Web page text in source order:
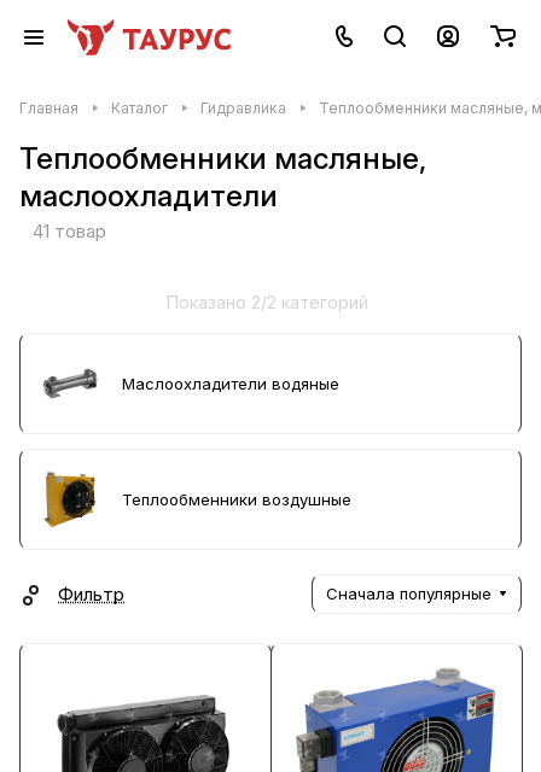
Главная Каталог Гидравлика Теплообменники масляные,
Теплообменники масляные,
маслоохладители
41 товар
Показано 2/2 категорий
Маслоохладители водяные
Теплообменники воздушные
Фильтр Сначала популярные